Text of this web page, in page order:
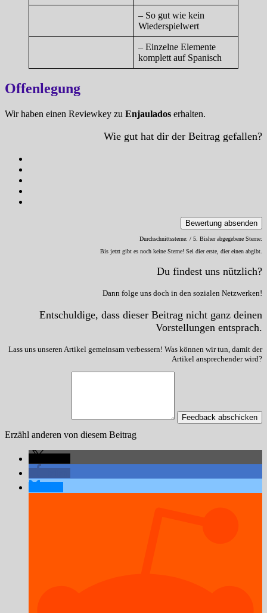
– So gut wie kein
Wiederspielwert
– Einzelne Elemente
komplett auf Spanisch
Offenlegung
Wir haben einen Reviewkey zu Enjaulados erhalten.
Wie gut hat dir der Beitrag gefallen?
Bewertung absenden
Durchschnittssterne: / 5. Bisher abgegebene Sterne:
Bis jetzt gibt es noch keine Sterne! Sei dier erste, dier einen abgibt.
Du findest uns nützlich?
Dann folge uns doch in den sozialen Netzwerken!
Entschuldige, dass dieser Beitrag nicht ganz deinen
Vorstellungen entsprach.
Lass uns unseren Artikel gemeinsam verbessern! Was können wir tun, damit der
Artikel ansprechender wird?
Feedback abschicken
Erzähl anderen von diesem Beitrag